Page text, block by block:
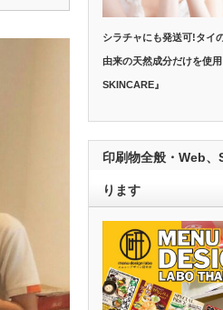
シラチャにも発送可!タイ
由来の天然成分だけを使
SKINCARE』
印刷物全般・Web、
ります